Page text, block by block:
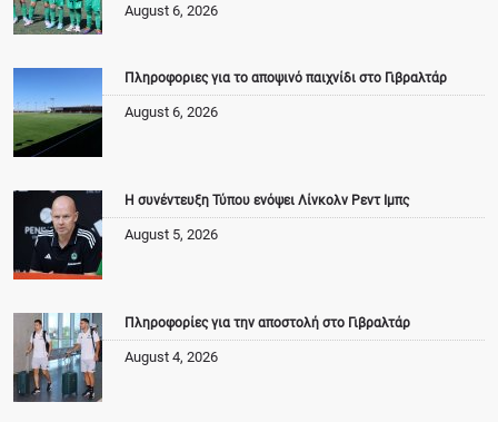
August 6, 2026
Πληροφοριες για το αποψινό παιχνίδι στο Γιβραλτάρ
August 6, 2026
Η συνέντευξη Τύπου ενόψει Λίνκολν Ρεντ Ιμπς
August 5, 2026
Πληροφορίες για την αποστολή στο Γιβραλτάρ
August 4, 2026